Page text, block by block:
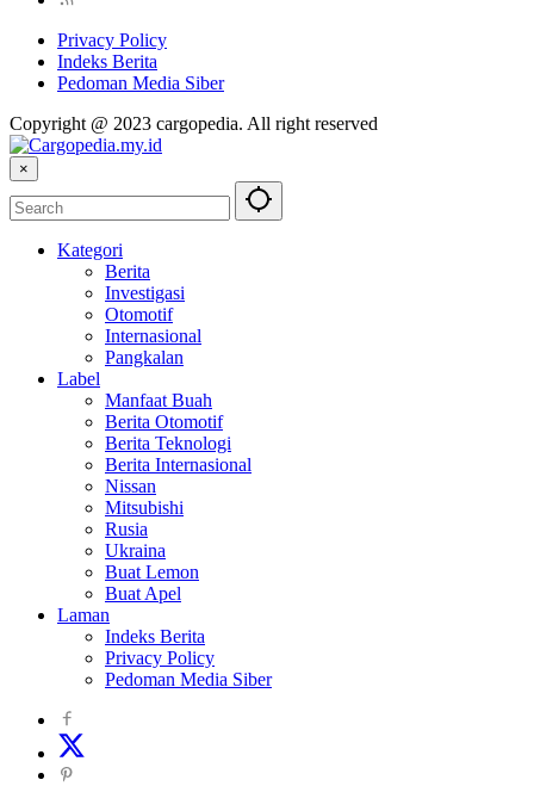
Privacy Policy
Indeks Berita
Pedoman Media Siber
Copyright @ 2023 cargopedia. All right reserved
×
Kategori
Berita
Investigasi
Otomotif
Internasional
Pangkalan
Label
Manfaat Buah
Berita Otomotif
Berita Teknologi
Berita Internasional
Nissan
Mitsubishi
Rusia
Ukraina
Buat Lemon
Buat Apel
Laman
Indeks Berita
Privacy Policy
Pedoman Media Siber